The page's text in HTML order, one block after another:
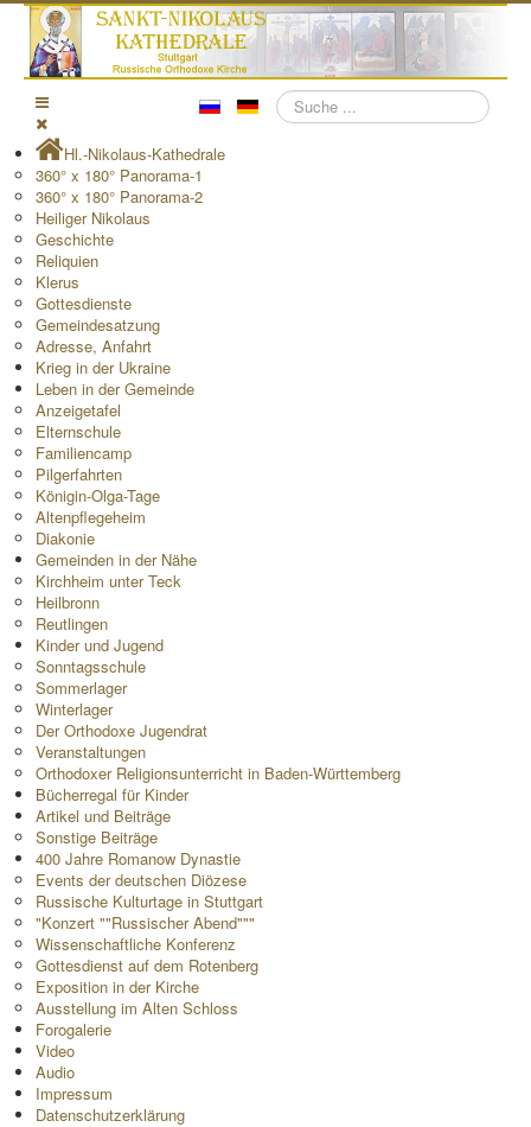
Suchen
Hl.-Nikolaus-Kathedrale
360° x 180° Panorama-1
360° x 180° Panorama-2
Heiliger Nikolaus
Geschichte
Reliquien
Klerus
Gottesdienste
Gemeindesatzung
Adresse, Anfahrt
Krieg in der Ukraine
Leben in der Gemeinde
Anzeigetafel
Elternschule
Familiencamp
Pilgerfahrten
Königin-Olga-Tage
Altenpflegeheim
Diakonie
Gemeinden in der Nähe
Kirchheim unter Teck
Heilbronn
Reutlingen
Kinder und Jugend
Sonntagsschule
Sommerlager
Winterlager
Der Orthodoxe Jugendrat
Veranstaltungen
Orthodoxer Religionsunterricht in Baden-Württemberg
Bücherregal für Kinder
Artikel und Beiträge
Sonstige Beiträge
400 Jahre Romanow Dynastie
Events der deutschen Diözese
Russische Kulturtage in Stuttgart
"Konzert ""Russischer Abend"""
Wissenschaftliche Konferenz
Gottesdienst auf dem Rotenberg
Exposition in der Kirche
Ausstellung im Alten Schloss
Forogalerie
Video
Audio
Impressum
Datenschutzerklärung